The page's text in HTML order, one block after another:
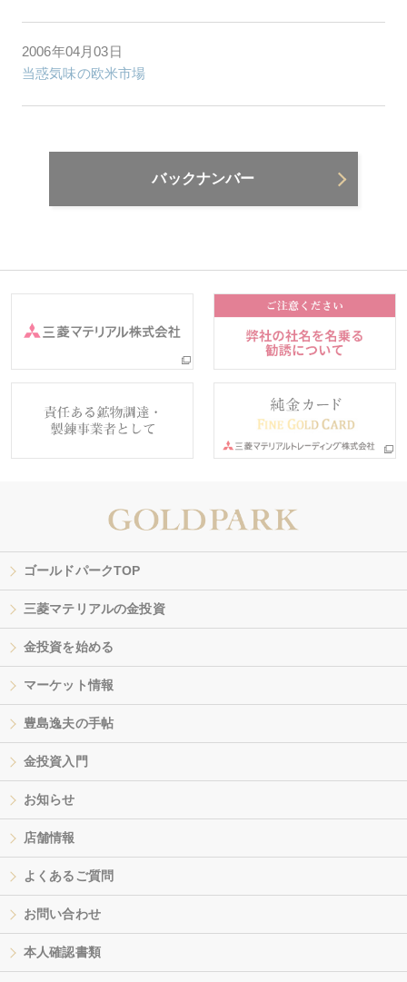
2006年04月03日
当惑気味の欧米市場
バックナンバー
ゴールドパークTOP
三菱マテリアルの金投資
金投資を始める
マーケット情報
豊島逸夫の手帖
金投資入門
お知らせ
店舗情報
よくあるご質問
お問い合わせ
本人確認書類